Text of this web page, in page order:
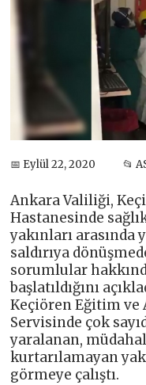
📅 Eylül 22, 2020 📂
Ankara Valiliği,
Hastanesinde
yakınları arasında
saldırıya
sorumlular
başlatıldığını
Keçiören Eğitim ve
Servisinde çok
yaralanan,
kurtarılamayan
görmeye çalıştı.